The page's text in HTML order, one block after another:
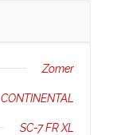
Zomer
CONTINENTAL
SC-7 FR XL